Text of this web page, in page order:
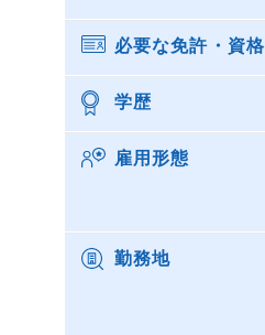
必要な免許・資格
学歴
雇用形態
勤務地